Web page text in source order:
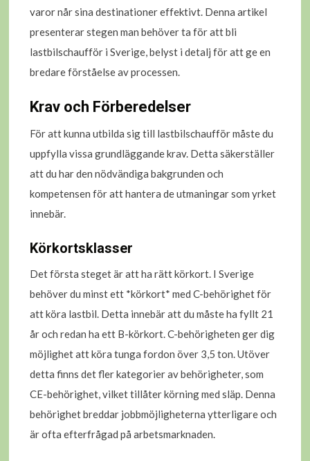
varor når sina destinationer effektivt. Denna artikel
presenterar stegen man behöver ta för att bli
lastbilschaufför i Sverige, belyst i detalj för att ge en
bredare förståelse av processen.
Krav och Förberedelser
För att kunna utbilda sig till lastbilschaufför måste du
uppfylla vissa grundläggande krav. Detta säkerställer
att du har den nödvändiga bakgrunden och
kompetensen för att hantera de utmaningar som yrket
innebär.
Körkortsklasser
Det första steget är att ha rätt körkort. I Sverige
behöver du minst ett *körkort* med C-behörighet för
att köra lastbil. Detta innebär att du måste ha fyllt 21
år och redan ha ett B-körkort. C-behörigheten ger dig
möjlighet att köra tunga fordon över 3,5 ton. Utöver
detta finns det fler kategorier av behörigheter, som
CE-behörighet, vilket tillåter körning med släp. Denna
behörighet breddar jobbmöjligheterna ytterligare och
är ofta efterfrågad på arbetsmarknaden.